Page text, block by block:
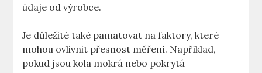
údaje od výrobce.
Je důležité také pamatovat na faktory, které
mohou ovlivnit přesnost měření. Například,
pokud jsou kola mokrá nebo pokrytá